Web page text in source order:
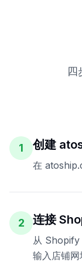
四
1 创建
在
2 连接
从 Shopify
输入店铺